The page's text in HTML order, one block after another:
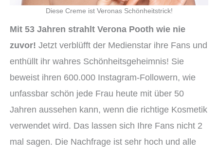
Diese Creme ist Veronas Schönheitstrick!
Mit 53 Jahren strahlt Verona Pooth wie nie
zuvor! Jetzt verblüfft der Medienstar ihre Fans und
enthüllt ihr wahres Schönheitsgeheimnis! Sie
beweist ihren 600.000 Instagram-Followern, wie
unfassbar schön jede Frau heute mit über 50
Jahren aussehen kann, wenn die richtige Kosmetik
verwendet wird. Das lassen sich Ihre Fans nicht 2
mal sagen. Die Nachfrage ist sehr hoch und alle